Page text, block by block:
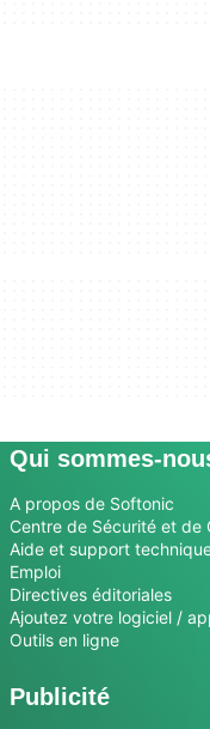
Qui sommes-
A propos de Softonic
Centre de Sécurité et de
Aide et support
Emploi
Directives éditoriales
Ajoutez votre logiciel /
Outils en ligne
Publicité